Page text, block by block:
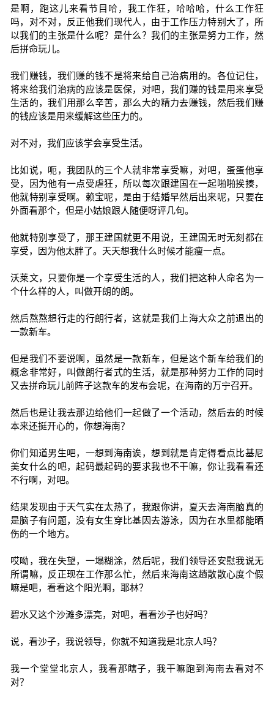
是啊，跑这儿来看节目哈，我工作狂，哈哈哈，什么工作狂
吗，对不对，反正他我们现代人，由于工作压力特别大了，所
以我们的主张是什么呢？是什么？我们的主张是努力工作，然
后拼命玩儿。
我们赚钱，我们赚的钱不是将来给自己治病用的。各位记住，
将来给我们治病的应该是医保，对吧，我们赚的钱是用来享受
生活的，我们用那么辛苦，那么大的精力去赚钱，然后我们赚
的钱应该是用来缓解这些压力的。
对不对，我们应该学会享受生活。
比如说，呃，我团队的三个人就非常享受嘛，对吧，蛋蛋他享
受，因为他有一点受虐狂，所以每次跟建国在一起啪啪挨揍，
他就特别享受啊。赖宝呢，是由于结婚早然后出来呢，只要在
外面看那个，但是小姑娘跟人随便呀评几句。
他就特别享受了，那王建国就更不用说，王建国无时无刻都在
享受，因为他太胖了。天天想我什么时候才能瘦一点。
沃莱文，只要你是一个享受生活的人，我们把这种人命名为一
个什么样的人，叫做开朗的朗。
然后熬熬想行走的行朗行者，这就是我们上海大众之前退出的
一款新车。
但是我们不要说啊，虽然是一款新车，但是这个新车给我们的
概念非常好，叫做朗行者式的生活，就是那种努力工作的同时
又去拼命玩儿前阵子这款车的发布会呢，在海南的万宁召开。
然后也是让我去那边给他们一起做了一个活动，然后去的时候
本来还挺开心的，你想海南？
你们知道男生吧，一想到海南诶，想到就是肯定得看点比基尼
美女什么的吧，起码最起码的要求我也不干嘛，你让我看看还
不行啊，对吧。
结果发现由于天气实在太热了，我跟你讲，夏天去海南脑真的
是脑子有问题，没有女生穿比基因去游泳，因为在水里都能晒
伤的一个地方。
哎呦，我在失望，一塌糊涂，然后呢，我们领导还安慰我说无
所谓嘛，反正现在工作那么忙，然后来海南这趟散散心度个假
嘛是吧，看看这个阳光啊，耶林？
碧水又这个沙滩多漂亮，对吧，看看沙子也好吗？
说，看沙子，我说领导，你就不知道我是北京人吗？
我一个堂堂北京人，我看那瞎子，我干嘛跑到海南去看对不
对？